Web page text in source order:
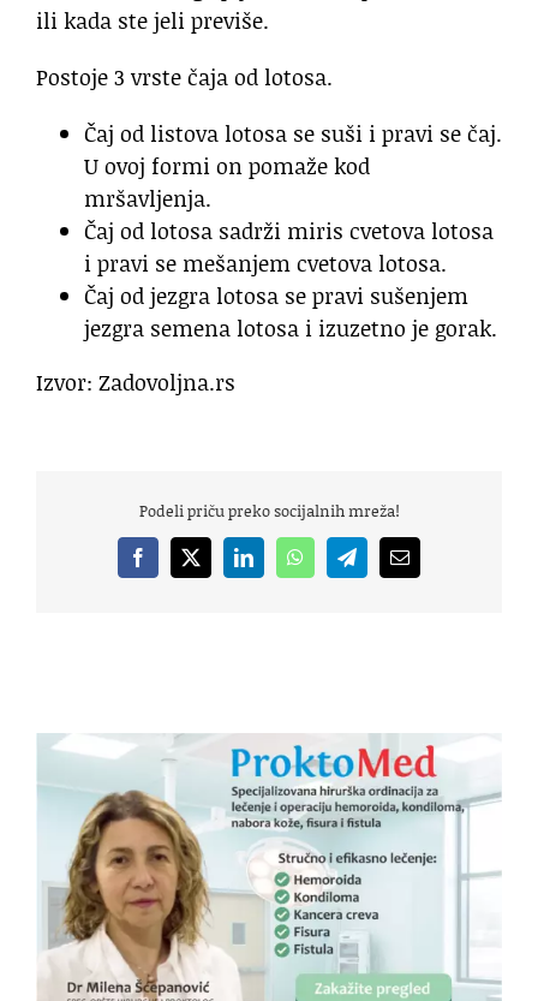
ili kada ste jeli previše.
Postoje 3 vrste čaja od lotosa.
Čaj od listova lotosa se suši i pravi se čaj.
U ovoj formi on pomaže kod
mršavljenja.
Čaj od lotosa sadrži miris cvetova lotosa
i pravi se mešanjem cvetova lotosa.
Čaj od jezgra lotosa se pravi sušenjem
jezgra semena lotosa i izuzetno je gorak.
Izvor: Zadovoljna.rs
Podeli priču preko socijalnih mreža!
Facebook
X LinkedInWhatsAppTelegramEmail